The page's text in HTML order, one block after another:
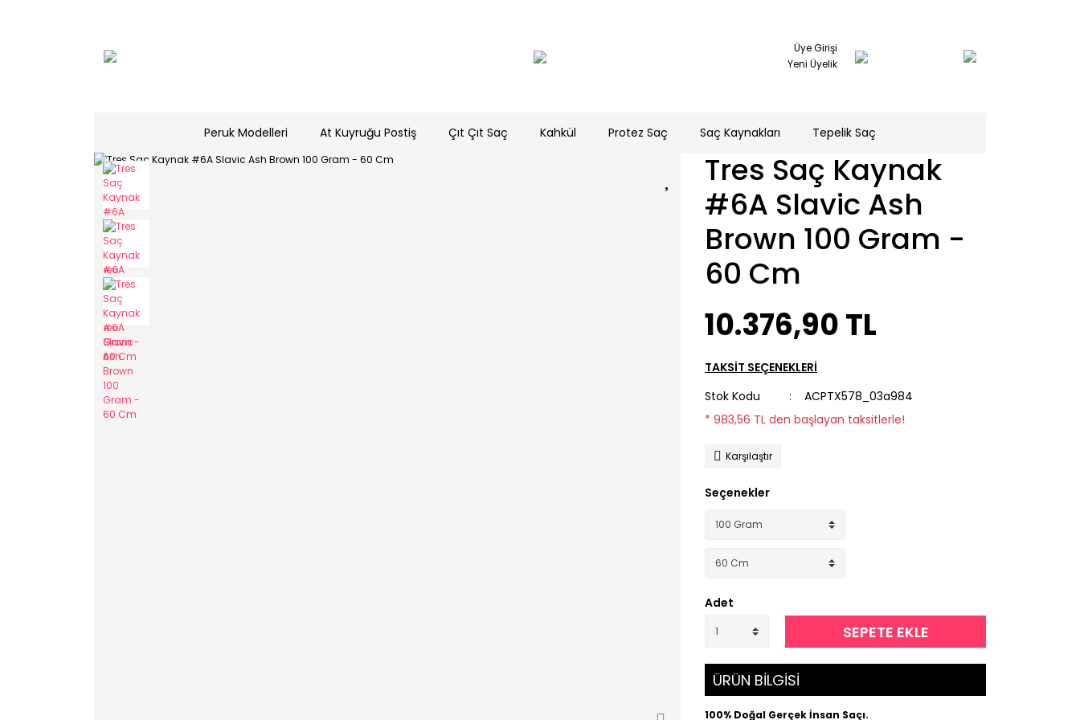
Üye Girişi
Yeni Üyelik
Peruk Modelleri At Kuyruğu Postiş Çıt Çıt Saç Kahkül Protez Saç Saç Kaynakları Tepelik Saç
Tres Saç Kaynak
#6A Slavic Ash
Brown 100 Gram -
60 Cm
10.376,90 TL
TAKSİT SEÇENEKLERİ
Stok Kodu
ACPTX578_03a984
* 983,56 TL den başlayan taksitlerle!
Karşılaştır
Seçenekler
Adet
SEPETE EKLE
ÜRÜN BİLGİSİ
100% Doğal Gerçek İnsan Saçı.